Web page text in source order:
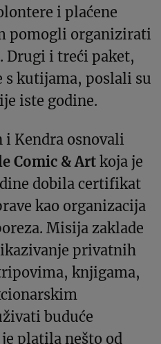
i plaćene
pomogli organizirati
Drugi i treći paket,
s kutijama, poslali su
iste godine.
i Kendra osnovali
Comic & Art koja je
dobila certifikat
kao organizacija
Misija zaklade
privatnih
knjigama,
buduće
platila nešto od